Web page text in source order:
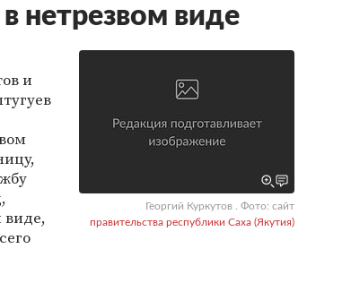
нетрезвом виде
Георгий Куркутов . Фото: сайт
правительства республики Саха (Якутия)
и
виде,